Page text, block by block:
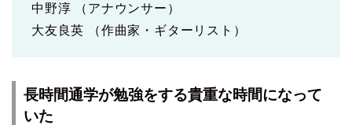
中野淳 （アナウンサー）
大友良英 （作曲家・ギターリスト）
長時間通学が勉強をする貴重な時間になって
いた